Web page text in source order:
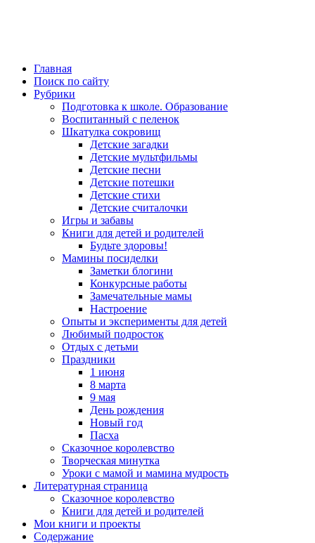
Главная
Поиск по сайту
Рубрики
Подготовка к школе. Образование
Воспитанный с пеленок
Шкатулка сокровищ
Детские загадки
Детские мультфильмы
Детские песни
Детские потешки
Детские стихи
Детские считалочки
Игры и забавы
Книги для детей и родителей
Будьте здоровы!
Мамины посиделки
Заметки блогини
Конкурсные работы
Замечательные мамы
Настроение
Опыты и эксперименты для детей
Любимый подросток
Отдых с детьми
Праздники
1 июня
8 марта
9 мая
День рождения
Новый год
Пасха
Сказочное королевство
Творческая минутка
Уроки с мамой и мамина мудрость
Литературная страница
Сказочное королевство
Книги для детей и родителей
Мои книги и проекты
Содержание